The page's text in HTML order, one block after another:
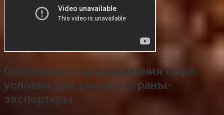
Особенности выращивания кофе:
условия для роста и страны-
экспортеры